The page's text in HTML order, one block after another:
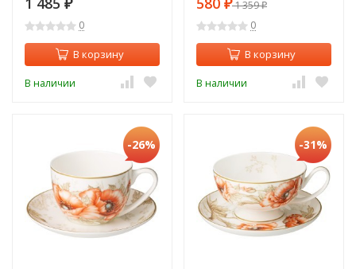
₽
0
В корзину
В наличии
₽1 359₽
0
В корзину
В наличии
-26% -31%